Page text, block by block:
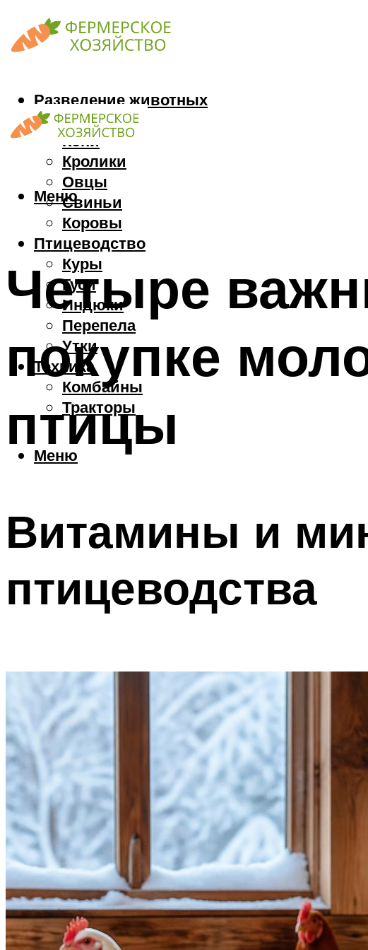
Разведение животных
Козы
Кони
Кролики
Овцы
Свиньи
Коровы
Птицеводство
Куры
Гуси
Индюки
Перепела
Утки
Техника
Комбайны
Тракторы
Меню
Меню
Четыре
покупке
птицы
Витамины и
птицеводства